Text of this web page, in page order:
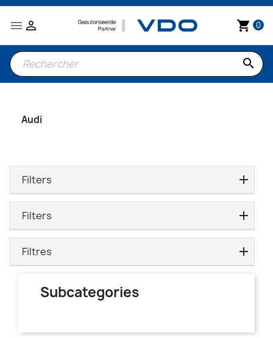
 shopping_cart 0

search
Audi
Filters
Filters
Filtres
Subcategories